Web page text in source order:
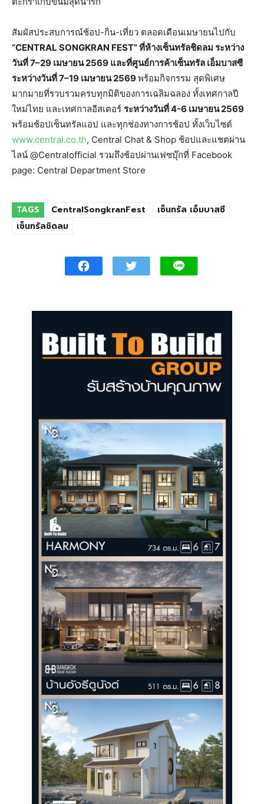
สัมผัสประสบการณ์ช้อป-กิน-เที่ยว ตลอดเดือนเมษายนไปกับ
“CENTRAL SONGKRAN FEST”ที่ห้างเซ็นทรัลชิดลม ระหว่าง
วันที่7–29 เมษายน2569 และที่ศูนย์การค้าเซ็นทรัล เอ็มบาสซี
ระหว่างวันที่7–19 เมษายน2569พร้อมกิจกรรม สุดพิเศษ
มากมายที่รวบรวมครบทุกมิติของการเฉลิมฉลอง ทั้งเทศกาลปี
ใหม่ไทย และเทศกาลอีสเตอร์ ระหว่างวันที่4-6 เมษายน2569
พร้อมช้อปเซ็นทรัลแอป และทุกช่องทางการช้อป ทั้งเว็บไซต์
www.central.co.th, Central Chat & Shop ช้อปและแชตผ่าน
ไลน์ @Centralofficial รวมถึงช้อปผ่านเฟซบุ๊กที่ Facebook
page: Central Department Store
TAGS CentralSongkranFest
เซ็นทรัล เอ็มบาสซี
เซ็นทรัลชิดลม